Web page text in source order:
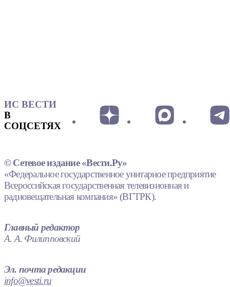
ИС ВЕСТИ
В
СОЦСЕТЯХ
© Сетевое издание «Вести.Ру»
«Федеральное государственное унитарное предприятие
Всероссийская государственная телевизионная и
радиовещательная компания» (ВГТРК).
Главный редактор
А. А. Филипповский
Эл. почта редакции
info@vesti.ru